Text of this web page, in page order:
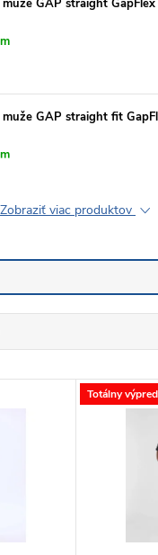
GAP straight
GAP straight fit
Zobraziť viac produktov
Totálny